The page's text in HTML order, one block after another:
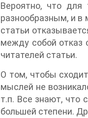
Вероятно, что для
разнообразным, и в
статьи
между собой отказ
читателей статьи.
О том, чтобы
мыслей не
т.п. Все знают, что
большей степени.